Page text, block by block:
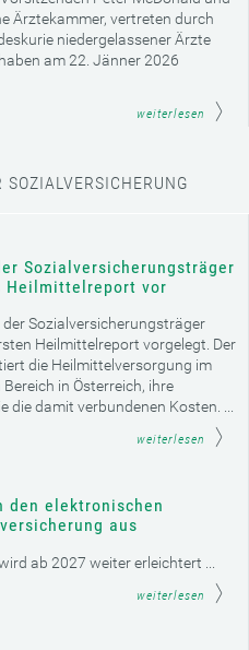
Ärztekammer, vertreten durch
niedergelassener Ärzte
am 22. Jänner 2026
weiterlesen
Sozialversicherungsträger
vor
der Sozialversicherungsträger
Heilmittelreport vorgelegt. Der
die Heilmittelversorgung im
in Österreich, ihre
die damit verbundenen Kosten. ...
weiterlesen
den elektronischen
aus
ab 2027 weiter erleichtert ...
weiterlesen